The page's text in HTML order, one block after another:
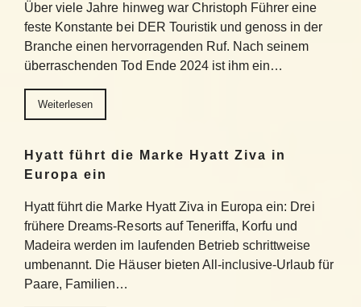
Über viele Jahre hinweg war Christoph Führer eine
feste Konstante bei DER Touristik und genoss in der
Branche einen hervorragenden Ruf. Nach seinem
überraschenden Tod Ende 2024 ist ihm ein…
Weiterlesen
Hyatt führt die Marke Hyatt Ziva in
Europa ein
Hyatt führt die Marke Hyatt Ziva in Europa ein: Drei
frühere Dreams-Resorts auf Teneriffa, Korfu und
Madeira werden im laufenden Betrieb schrittweise
umbenannt. Die Häuser bieten All-inclusive-Urlaub für
Paare, Familien…